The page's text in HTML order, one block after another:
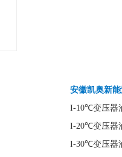
安徽凯奥新
I-10℃变压器
I-20℃变压器
I-30℃变压器